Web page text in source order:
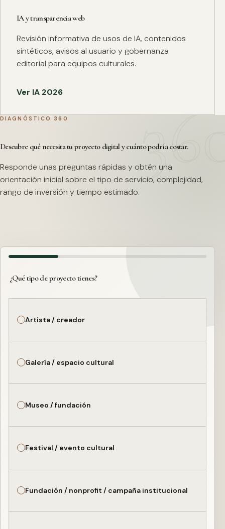
IA y transparencia web
Revisión informativa de usos de IA, contenidos
sintéticos, avisos al usuario y gobernanza
editorial para equipos culturales.
Ver IA 2026
DIAGNÓSTICO 360
Descubre qué necesita tu proyecto digital y cuánto podría costar.
Responde unas preguntas rápidas y obtén una
orientación inicial sobre el tipo de servicio, complejidad,
rango de inversión y tiempo estimado.
¿Qué tipo de proyecto tienes?
Artista / creador
Galería / espacio cultural
Museo / fundación
Festival / evento cultural
Fundación / nonprofit / campaña institucional